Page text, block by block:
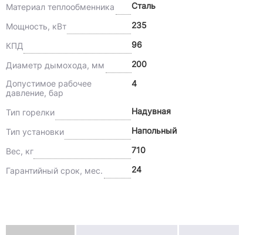
Материал теплообменника Сталь
Мощность, кВт 235
КПД 96
Диаметр дымохода, мм
200
Допустимое рабочее
давление, бар
4
Тип горелки Надувная
Тип установки Напольный
Вес, кг 710
Гарантийный срок, мес. 24